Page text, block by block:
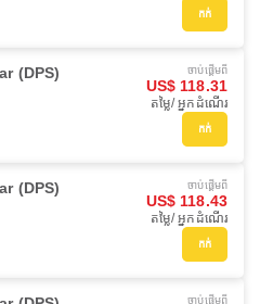
កក់
(DPS) ចាប់ផ្ដើមពី
US$ 118.31
តម្លៃ/ អ្នកដំណើរ
កក់
(DPS) ចាប់ផ្ដើមពី
US$ 118.43
តម្លៃ/ អ្នកដំណើរ
កក់
ចាប់ផ្ដើមពី